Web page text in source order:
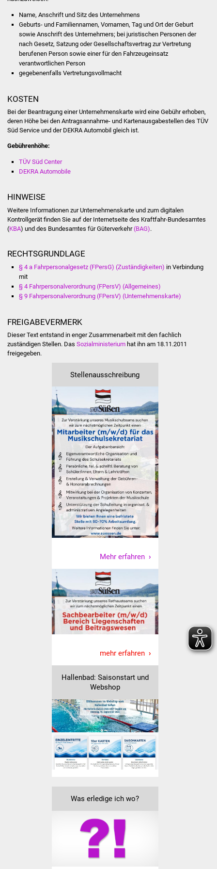
Gesundheit und Notfall
Ärzte und Apotheken
Pflege von Angehörigen
Index
ÖPNV
Veranstaltungen
Ostermarkt
Einrichtungen
Stadtbücherei
Zehntscheuer
Bürgerhaus
Kulturhalle
Vereine und Parteien
Selbsteintrag Vereine
Beirat Süßener Vereine
Sportanlagen
Tourismus
Erlebnisregion
Route der
Industriekultur
Lebenslagen
Senioren
Stadtseniorenrat
Sommerwochen für
Ältere
Seniorenwohn- und
Pflegeheim
Familien
Schülerferienprogramm
Migration und Integration
Name, Anschrift und Sitz des Unternehmens
Geburts- und Familiennamen, Vornamen, Tag und Ort der Geburt
sowie Anschrift des Unternehmers; bei juristischen Personen der
nach Gesetz, Satzung oder Gesellschaftsvertrag zur Vertretung
berufenen Person sowie einer für den Fahrzeugeinsatz
verantwortlichen Person
gegebenenfalls Vertretungsvollmacht
KOSTEN
Bei der Beantragung einer Unternehmenskarte wird eine Gebühr erhoben,
deren Höhe bei den Antragsannahme- und Kartenausgabestellen des TÜV
Süd Service und der DEKRA Automobil gleich ist.
Gebührenhöhe:
TÜV Süd Center
DEKRA Automobile
HINWEISE
Weitere Informationen zur Unternehmenskarte und zum digitalen
Kontrollgerät finden Sie auf der Internetseite des Kraftfahr-Bundesamtes
(KBA) und des Bundesamtes für Güterverkehr(BAG).
RECHTSGRUNDLAGE
§ 4 a Fahrpersonalgesetz (FPersG) (Zuständigkeiten) in Verbindung
mit
§ 4 Fahrpersonalverordnung (FPersV) (Allgemeines)
§ 9 Fahrpersonalverordnung (FPersV) (Unternehmenskarte)
FREIGABEVERMERK
Dieser Text entstand in enger Zusammenarbeit mit den fachlich
zuständigen Stellen. Das Sozialministeriumhat ihn am 18.11.2011
freigegeben.
Stellenausschreibung
Mehr erfahren
mehr erfahren
Hallenbad: Saisonstart und
Webshop
Was erledige ich wo?